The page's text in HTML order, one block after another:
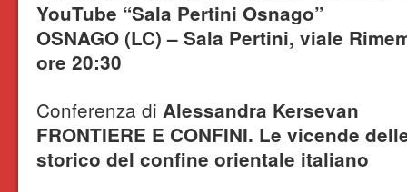
YouTube “Sala Pertini Osnago”
OSNAGO (LC) – Sala Pertini, viale
ore 20:30
Conferenza di Alessandra Kersevan
FRONTIERE E CONFINI. Le vicende
storico del confine orientale italiano